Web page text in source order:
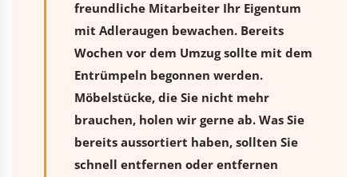
freundliche Mitarbeiter Ihr Eigentum
mit Adleraugen bewachen. Bereits
Wochen vor dem Umzug sollte mit dem
Entrümpeln begonnen werden.
Möbelstücke, die Sie nicht mehr
brauchen, holen wir gerne ab. Was Sie
bereits aussortiert haben, sollten Sie
schnell entfernen oder entfernen